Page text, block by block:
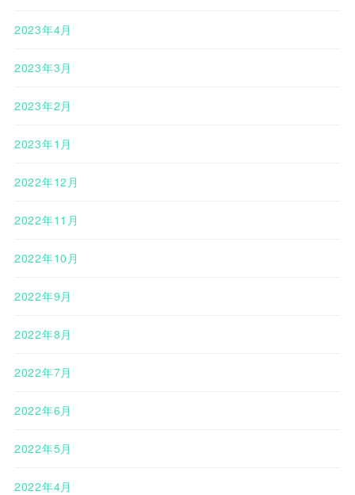
2023年4月
2023年3月
2023年2月
2023年1月
2022年12月
2022年11月
2022年10月
2022年9月
2022年8月
2022年7月
2022年6月
2022年5月
2022年4月